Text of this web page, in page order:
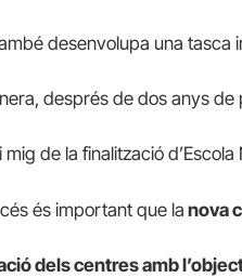
desenvolupa una tasca
després de dos anys
mig de la finalització
és important que la nova
dels centres amb